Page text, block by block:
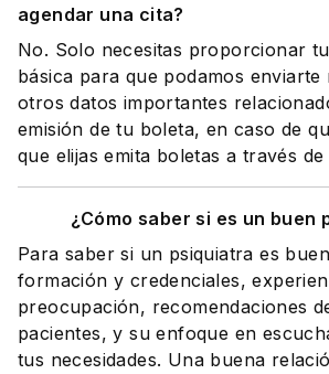
agendar una cita?
No. Solo necesitas proporcionar
básica para que podamos
otros datos importantes
emisión de tu boleta, en caso de
que elijas emita boletas a través
¿Cómo saber si es un buen
Para saber si un psiquiatra es
formación y credenciales,
preocupación, recomendaciones
pacientes, y su enfoque en
tus necesidades. Una buena